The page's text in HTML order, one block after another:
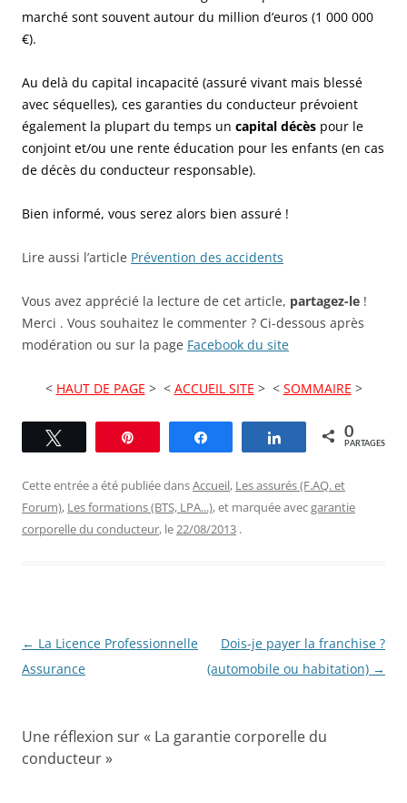
marché sont souvent autour du million d’euros (1 000 000
€).
Au delà du capital incapacité (assuré vivant mais blessé
avec séquelles), ces garanties du conducteur prévoient
également la plupart du temps un capital décès pour le
conjoint et/ou une rente éducation pour les enfants (en cas
de décès du conducteur responsable).
Bien informé, vous serez alors bien assuré !
Lire aussi l’article Prévention des accidents
Vous avez apprécié la lecture de cet article, partagez-le !
Merci . Vous souhaitez le commenter ? Ci-dessous après
modération ou sur la page Facebook du site
< HAUT DE PAGE > < ACCUEIL SITE > < SOMMAIRE >
Partagez 0
PARTAGES
Cette entrée a été publiée dansAccueil, Les assurés (F.AQ. et
Forum), Les formations (BTS, LPA...), et marquée avecgarantie
corporelle du conducteur, le22/08/2013 .
Navigation
des
← La Licence Professionnelle
Assurance
Dois-je payer la franchise ?
(automobile ou habitation) →
Une réflexion sur « La garantie corporelle du
conducteur»